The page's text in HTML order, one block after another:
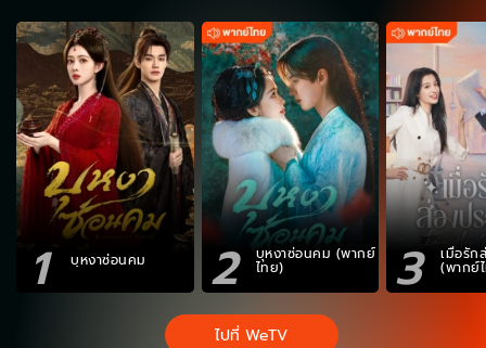
1 บุหงาซ่อนคม 2 บุหงาซ่อนคม (พากย์
ไทย) 3 เมื่อรัก
(พากย์
ไปที่ WeTV